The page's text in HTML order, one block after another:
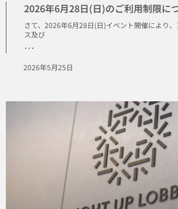
2026年6月28日(日)のご利用制限に
さて、2026年6月28日(日)イベント開催により
ス及び
･･･
2026年5月25日